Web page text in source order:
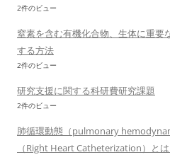
2件のビュー
窒素を含む有機化合物、生体に重要
する方法
2件のビュー
研究支援に関する科研費研究課題
2件のビュー
肺循環動態（pulmonary
（Right Heart Catheterization）とは